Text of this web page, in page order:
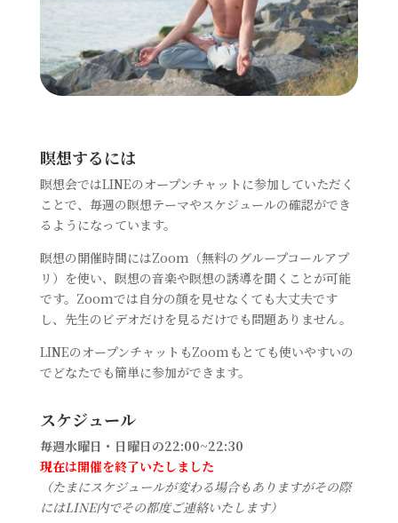
瞑想するには
瞑想会ではLINEのオープンチャットに参加していただく
ことで、毎週の瞑想テーマやスケジュールの確認ができ
るようになっています。
瞑想の開催時間にはZoom（無料のグループコールアプ
リ）を使い、瞑想の音楽や瞑想の誘導を聞くことが可能
です。Zoomでは自分の顔を見せなくても大丈夫です
し、先生のビデオだけを見るだけでも問題ありません。
LINEのオープンチャットもZoomもとても使いやすいの
でどなたでも簡単に参加ができます。
スケジュール
毎週水曜日・日曜日の22:00~22:30
現在は開催を終了いたしました
（たまにスケジュールが変わる場合もありますがその際
にはLINE内でその都度ご連絡いたします）